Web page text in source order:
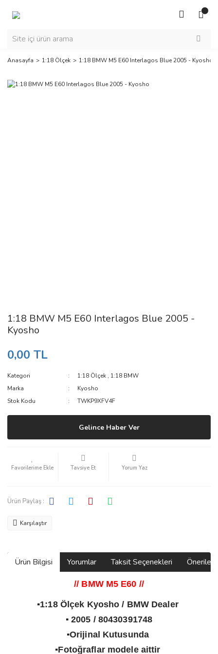
Anasayfa 1:18 Ölçek 1:18 BMW M5 E60 Interlagos Blue 2005 - Kyosho
1:18 BMW M5 E60 Interlagos Blue 2005 -
Kyosho
0,00 TL
Kategori 1:18 Ölçek , 1:18 BMW
Marka
Kyosho
Stok Kodu
TWKP9XFV4F
Gelince Haber Ver
Tavsiye Et Yorum Yaz
Ürün Paylaş :
Karşılaştır
Ürün Bilgisi Yorumlar Taksit Seçenekleri
// BMW M5 E60 //
▪️1:18 Ölçek Kyosho / BMW Dealer
▪️ 2005 / 80430391748
▪️Orijinal Kutusunda
▪️Fotoğraflar modele aittir